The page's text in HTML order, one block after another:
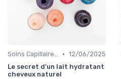
Soins Capillaires Bio • 12/06/2025
Le secret d'un lait hydratant
cheveux naturel